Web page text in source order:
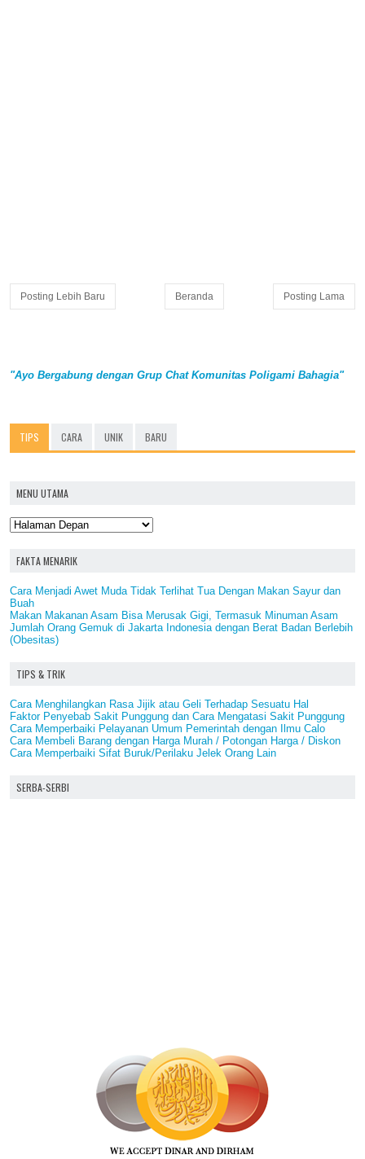
Posting Lebih Baru Posting Lama
Beranda
"Ayo Bergabung dengan Grup Chat Komunitas Poligami Bahagia"
TIPS CARA UNIK BARU
MENU UTAMA
FAKTA MENARIK
Cara Menjadi Awet Muda Tidak Terlihat Tua Dengan Makan Sayur dan
Buah
Makan Makanan Asam Bisa Merusak Gigi, Termasuk Minuman Asam
Jumlah Orang Gemuk di Jakarta Indonesia dengan Berat Badan Berlebih
(Obesitas)
TIPS & TRIK
Cara Menghilangkan Rasa Jijik atau Geli Terhadap Sesuatu Hal
Faktor Penyebab Sakit Punggung dan Cara Mengatasi Sakit Punggung
Cara Memperbaiki Pelayanan Umum Pemerintah dengan Ilmu Calo
Cara Membeli Barang dengan Harga Murah / Potongan Harga / Diskon
Cara Memperbaiki Sifat Buruk/Perilaku Jelek Orang Lain
SERBA-SERBI